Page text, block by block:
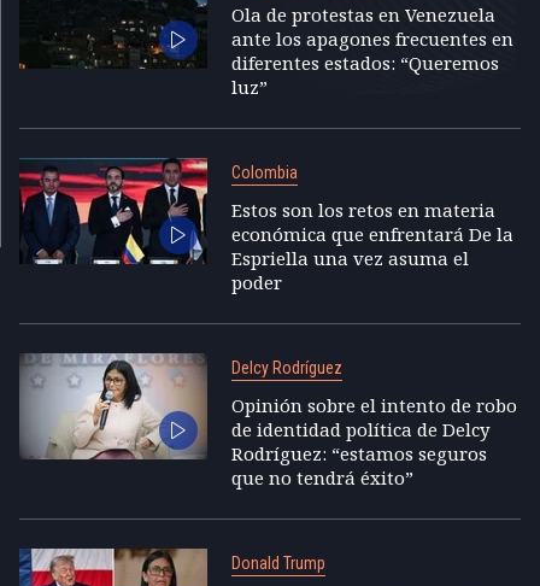
Ola de protestas en Venezuela
ante los apagones frecuentes en
diferentes estados: “Queremos
luz”
Colombia
Estos son los retos en materia
económica que enfrentará De la
Espriella una vez asuma el
poder
Delcy Rodríguez
Opinión sobre el intento de robo
de identidad política de Delcy
Rodríguez: “estamos seguros
que no tendrá éxito”
Donald Trump